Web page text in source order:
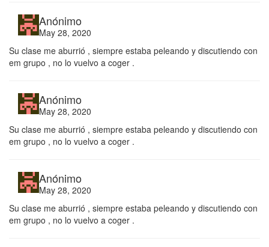
Anónimo
May 28, 2020
Su clase me aburrió , siempre estaba peleando y discutiendo con
em grupo , no lo vuelvo a coger .
Anónimo
May 28, 2020
Su clase me aburrió , siempre estaba peleando y discutiendo con
em grupo , no lo vuelvo a coger .
Anónimo
May 28, 2020
Su clase me aburrió , siempre estaba peleando y discutiendo con
em grupo , no lo vuelvo a coger .